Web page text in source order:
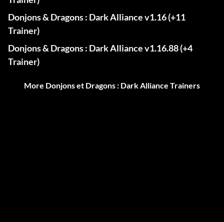
Donjons & Dragons : Dark Alliance v1.16 (+11
Trainer)
Donjons & Dragons : Dark Alliance v1.16.88 (+4
Trainer)
More Donjons et Dragons : Dark Alliance Trainers